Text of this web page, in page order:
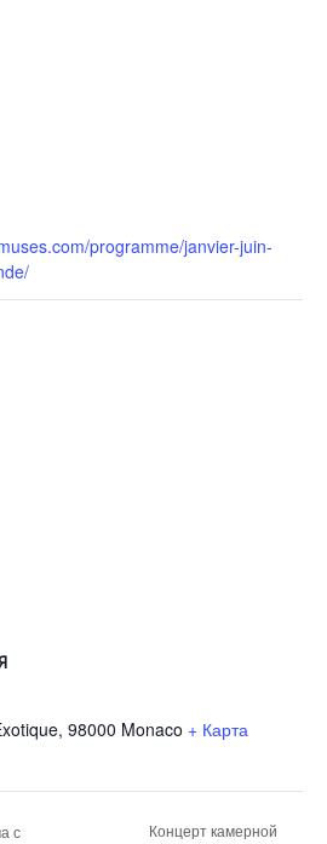
programme/janvier-juin-
98000 Monaco + Карта
с Концерт камерной